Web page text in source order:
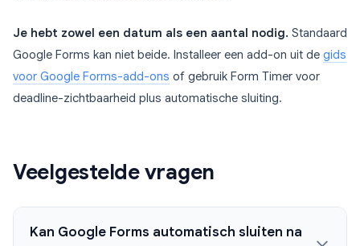
Je hebt zowel een datum als een aantal nodig. Standaard
Google Forms kan niet beide. Installeer een add-on uit de gids
voor Google Forms-add-ons of gebruik Form Timer voor
deadline-zichtbaarheid plus automatische sluiting.
Veelgestelde vragen
Kan Google Forms automatisch sluiten na